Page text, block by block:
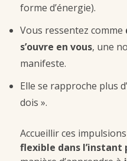
forme d’énergie).
Vous ressentez comme
s’ouvre en vous, une
manifeste.
Elle se rapproche plus
dois ».
Accueillir ces
flexible dans l’instant